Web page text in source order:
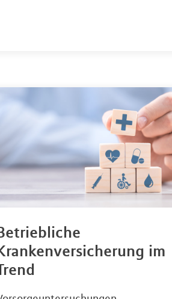
im